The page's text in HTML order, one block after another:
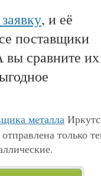
, и её
поставщики
вы сравните их
металла
только